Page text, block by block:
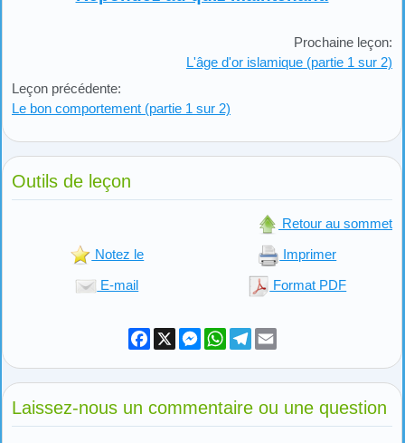
Leçon précédente:
Le bon comportement (partie 1 sur 2)
Prochaine leçon:
L'âge d'or islamique (partie 1 sur 2)
Outils de leçon
Retour au sommet
Notez le Imprimer
E-mail Format PDF
Facebook
X Messenger
WhatsApp
Telegram
Laissez-nous un commentaire ou une question